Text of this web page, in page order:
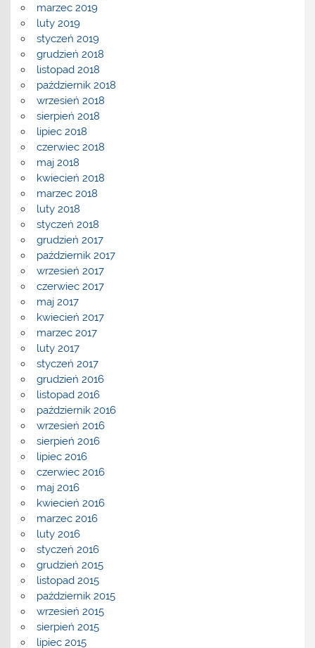
marzec 2019
luty 2019
styczeń 2019
grudzień 2018
listopad 2018
październik 2018
wrzesień 2018
sierpień 2018
lipiec 2018
czerwiec 2018
maj 2018
kwiecień 2018
marzec 2018
luty 2018
styczeń 2018
grudzień 2017
październik 2017
wrzesień 2017
czerwiec 2017
maj 2017
kwiecień 2017
marzec 2017
luty 2017
styczeń 2017
grudzień 2016
listopad 2016
październik 2016
wrzesień 2016
sierpień 2016
lipiec 2016
czerwiec 2016
maj 2016
kwiecień 2016
marzec 2016
luty 2016
styczeń 2016
grudzień 2015
listopad 2015
październik 2015
wrzesień 2015
sierpień 2015
lipiec 2015